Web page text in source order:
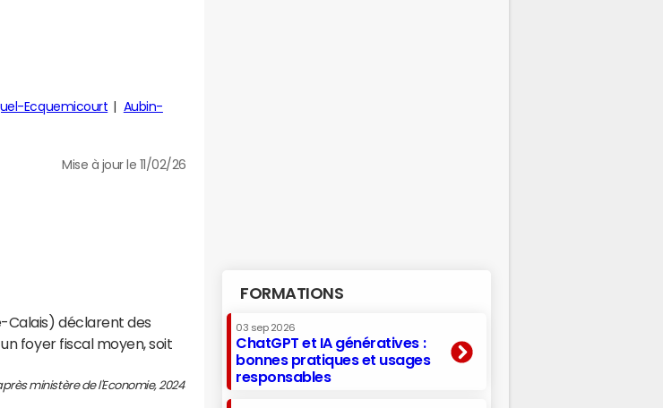
Ecquemicourt
Aubin-
Mise à jour le 11/02/26
Calais) déclarent des
foyer fiscal moyen, soit
ministère de l'Economie, 2024
FORMATIONS
03 sep 2026
ChatGPT et IA génératives :
bonnes pratiques et usages
responsables